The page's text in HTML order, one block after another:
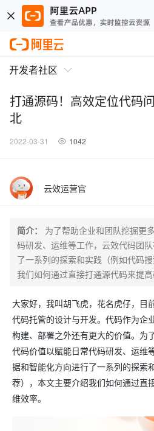
开发者社区
打通源码！高效定位代码
北
2022-03-31 1042
云效运营官
简介：
为了帮助企业和团队挖掘更
码研发、运维等工作，云效代码团
了一系列的探索和实践（例如代码
我们如何通过直接打通源代码来提高
大家好，我叫胡飞虎，花名虎仔，目
代码托管的设计与开发。代码作为企
构建、部署之外还有更大的价值。为
代码价值以赋能日常代码研发、运维
据和智能化方向进行了一系列的探索
荐），本文主要介绍我们如何通过直
维效率。